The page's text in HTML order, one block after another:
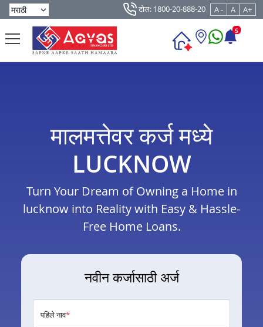
टोल: 1800-20-888-20 A - A A+
5
मालमत्तेवर कर्ज मध्ये
LUCKNOW
Turn Your Dream of Owning a Home in
lucknow into Reality with Easy & Hassle-
Free Home Loans.
नवीन कर्जासाठी अर्ज
पहिले नाव*